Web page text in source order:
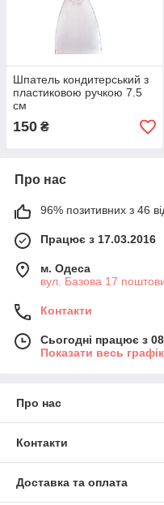
Шпатель кондитерський з
пластиковою ручкою 7.5
см
150 ₴
Про нас
96% позитивних з 46
Працює з 17.03.2016
м. Одеса
вул. Базова 17
Контакти
Сьогодні працює з
Показати весь
Про нас
Контакти
Доставка та оплата